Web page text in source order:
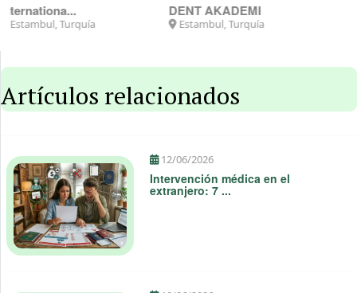
DUNYAGOZ ANT...
Antalya, Turquía
Artículos relacionados
12/06/2026
Intervención médica en el
extranjero: 7 ...